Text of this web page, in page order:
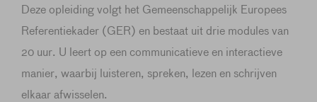
Deze opleiding volgt het Gemeenschappelijk Europees
Referentiekader (GER) en bestaat uit drie modules van
20 uur. U leert op een communicatieve en interactieve
manier, waarbij luisteren, spreken, lezen en schrijven
elkaar afwisselen.